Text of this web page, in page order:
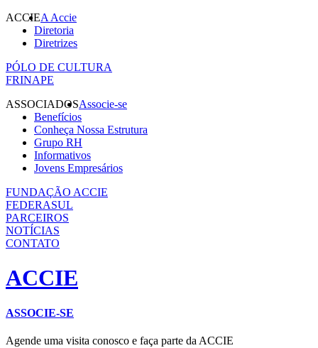
ACCIEA Accie
Diretoria
Diretrizes
PÓLO DE CULTURA
FRINAPE
ASSOCIADOSAssocie-se
Benefícios
Conheça Nossa Estrutura
Grupo RH
Informativos
Jovens Empresários
FUNDAÇÃO ACCIE
FEDERASUL
PARCEIROS
NOTÍCIAS
CONTATO
ACCIE
ASSOCIE-SE
Agende uma visita conosco e faça parte da ACCIE